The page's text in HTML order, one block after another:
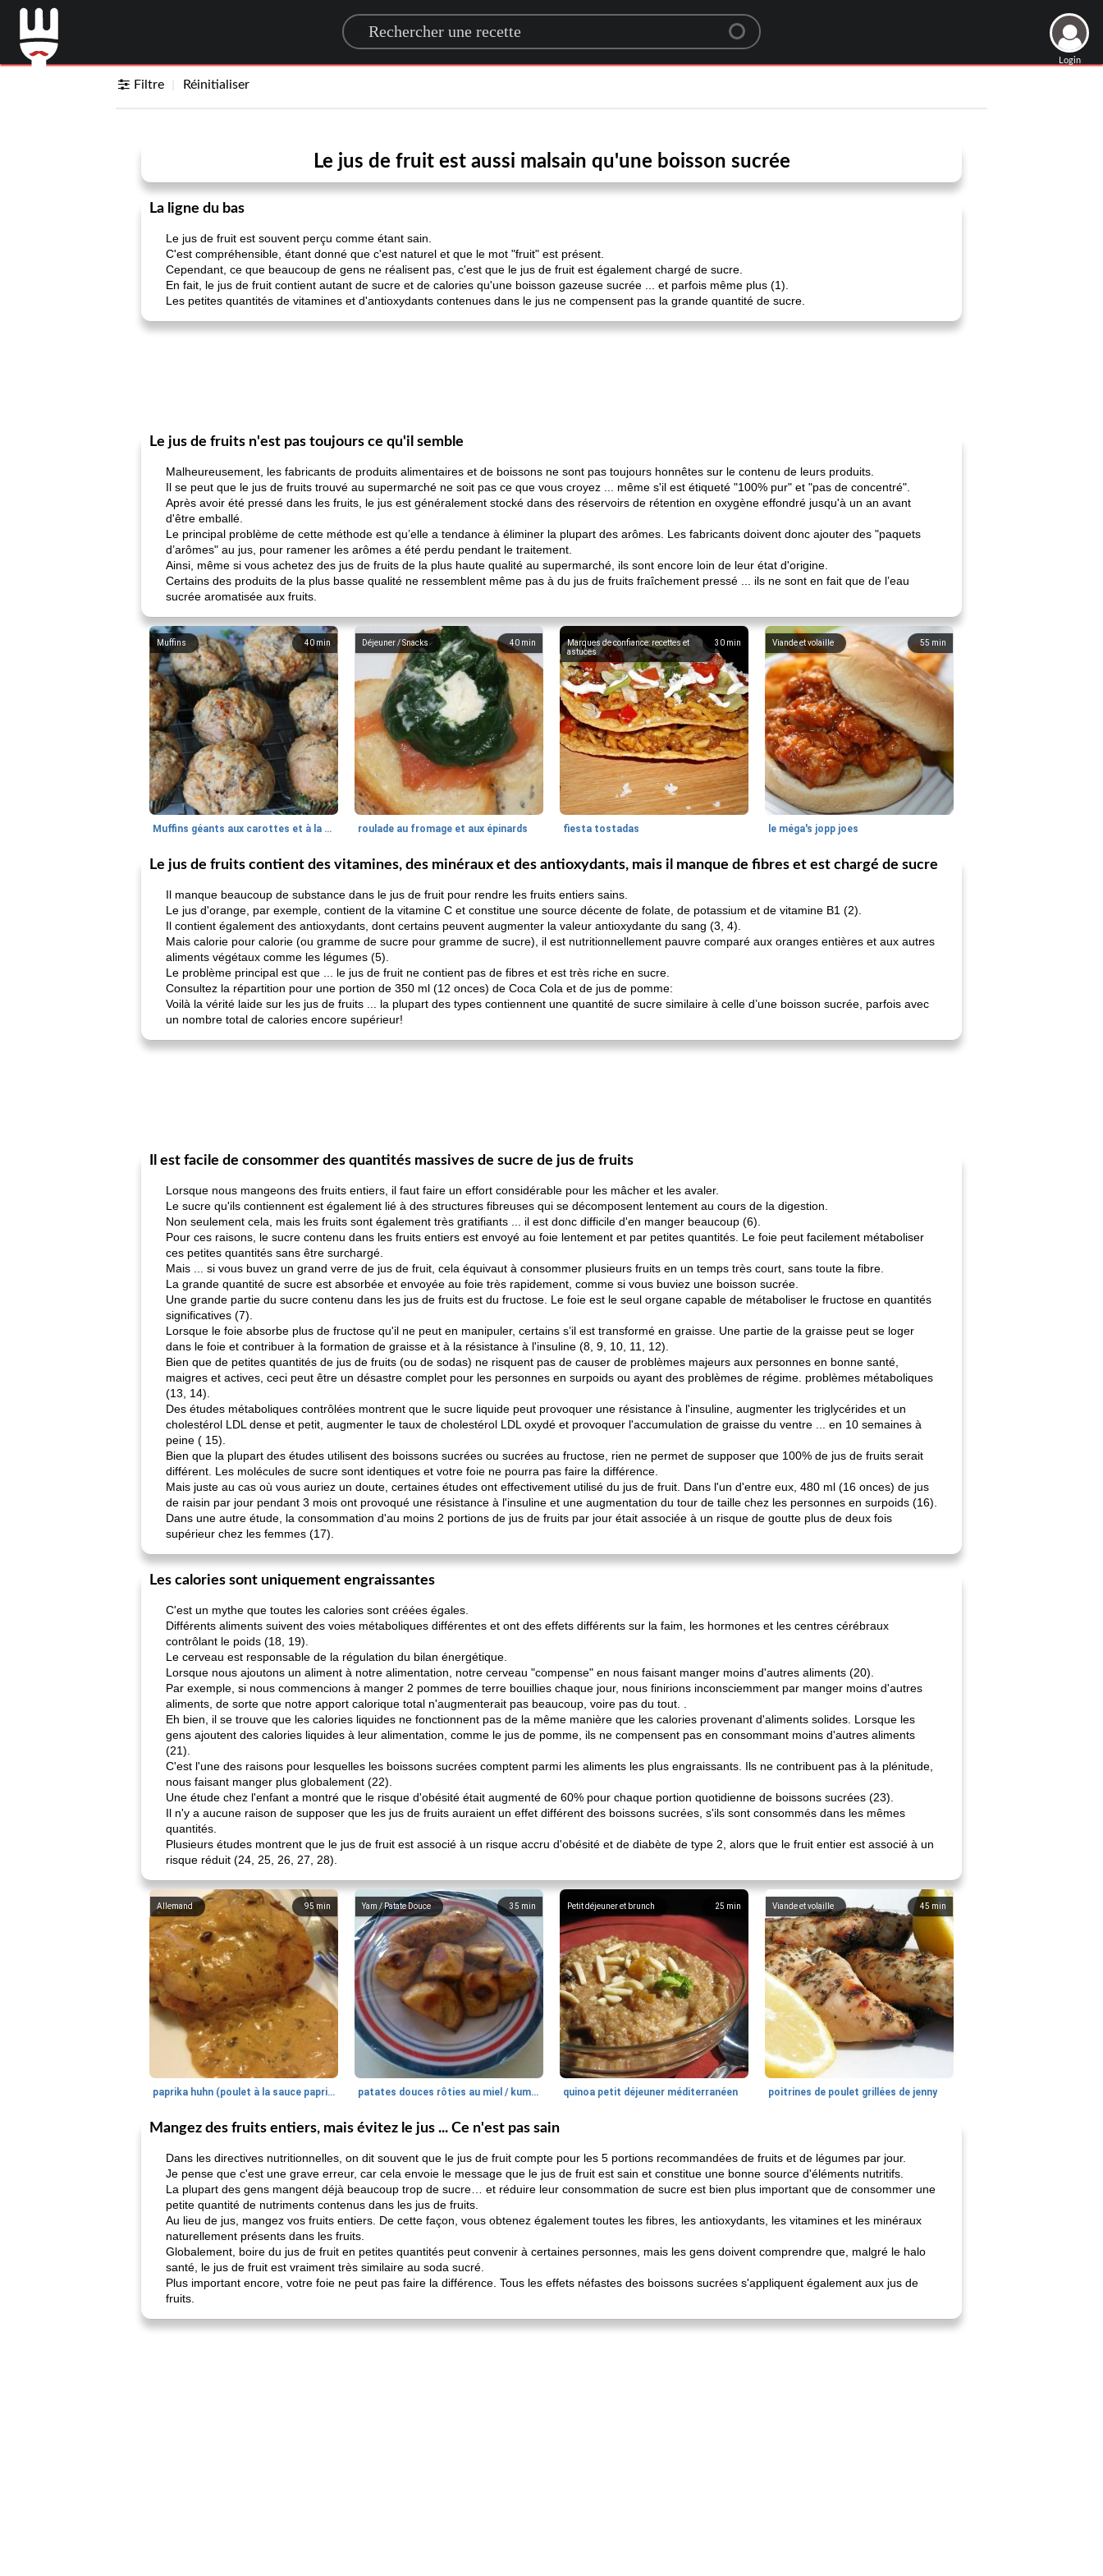
Search for a recipe
Login
Filtre Réinitialiser
Le jus de fruit est aussi malsain qu'une boisson sucrée
La ligne du bas
Le jus de fruit est souvent perçu comme étant sain.
C'est compréhensible, étant donné que c'est naturel et que le mot "fruit" est présent.
Cependant, ce que beaucoup de gens ne réalisent pas, c'est que le jus de fruit est également chargé de sucre.
En fait, le jus de fruit contient autant de sucre et de calories qu'une boisson gazeuse sucrée ... et parfois même plus (1).
Les petites quantités de vitamines et d'antioxydants contenues dans le jus ne compensent pas la grande quantité de sucre.
Le jus de fruits n'est pas toujours ce qu'il semble
Malheureusement, les fabricants de produits alimentaires et de boissons ne sont pas toujours honnêtes sur le contenu de leurs produits.
Il se peut que le jus de fruits trouvé au supermarché ne soit pas ce que vous croyez ... même s'il est étiqueté "100% pur" et "pas de concentré".
Après avoir été pressé dans les fruits, le jus est généralement stocké dans des réservoirs de rétention en oxygène effondré jusqu'à un an avant
d'être emballé.
Le principal problème de cette méthode est qu’elle a tendance à éliminer la plupart des arômes. Les fabricants doivent donc ajouter des "paquets
d’arômes" au jus, pour ramener les arômes a été perdu pendant le traitement.
Ainsi, même si vous achetez des jus de fruits de la plus haute qualité au supermarché, ils sont encore loin de leur état d'origine.
Certains des produits de la plus basse qualité ne ressemblent même pas à du jus de fruits fraîchement pressé ... ils ne sont en fait que de l’eau
sucrée aromatisée aux fruits.
40 min
Muffins
Muffins géants aux carottes et à la banane de Nif
40 min
Déjeuner / Snacks
roulade au fromage et aux épinards
30 min
Marques de confiance: recettes et
astuces
fiesta tostadas
55 min
Viande et volaille
le méga's jopp joes
Le jus de fruits contient des vitamines, des minéraux et des antioxydants, mais il manque de fibres et est chargé de sucre
Il manque beaucoup de substance dans le jus de fruit pour rendre les fruits entiers sains.
Le jus d'orange, par exemple, contient de la vitamine C et constitue une source décente de folate, de potassium et de vitamine B1 (2).
Il contient également des antioxydants, dont certains peuvent augmenter la valeur antioxydante du sang (3, 4).
Mais calorie pour calorie (ou gramme de sucre pour gramme de sucre), il est nutritionnellement pauvre comparé aux oranges entières et aux autres
aliments végétaux comme les légumes (5).
Le problème principal est que ... le jus de fruit ne contient pas de fibres et est très riche en sucre.
Consultez la répartition pour une portion de 350 ml (12 onces) de Coca Cola et de jus de pomme:
Voilà la vérité laide sur les jus de fruits ... la plupart des types contiennent une quantité de sucre similaire à celle d’une boisson sucrée, parfois avec
un nombre total de calories encore supérieur!
Il est facile de consommer des quantités massives de sucre de jus de fruits
Lorsque nous mangeons des fruits entiers, il faut faire un effort considérable pour les mâcher et les avaler.
Le sucre qu'ils contiennent est également lié à des structures fibreuses qui se décomposent lentement au cours de la digestion.
Non seulement cela, mais les fruits sont également très gratifiants ... il est donc difficile d'en manger beaucoup (6).
Pour ces raisons, le sucre contenu dans les fruits entiers est envoyé au foie lentement et par petites quantités. Le foie peut facilement métaboliser
ces petites quantités sans être surchargé.
Mais ... si vous buvez un grand verre de jus de fruit, cela équivaut à consommer plusieurs fruits en un temps très court, sans toute la fibre.
La grande quantité de sucre est absorbée et envoyée au foie très rapidement, comme si vous buviez une boisson sucrée.
Une grande partie du sucre contenu dans les jus de fruits est du fructose. Le foie est le seul organe capable de métaboliser le fructose en quantités
significatives (7).
Lorsque le foie absorbe plus de fructose qu'il ne peut en manipuler, certains s’il est transformé en graisse. Une partie de la graisse peut se loger
dans le foie et contribuer à la formation de graisse et à la résistance à l'insuline (8, 9, 10, 11, 12).
Bien que de petites quantités de jus de fruits (ou de sodas) ne risquent pas de causer de problèmes majeurs aux personnes en bonne santé,
maigres et actives, ceci peut être un désastre complet pour les personnes en surpoids ou ayant des problèmes de régime. problèmes métaboliques
(13, 14).
Des études métaboliques contrôlées montrent que le sucre liquide peut provoquer une résistance à l'insuline, augmenter les triglycérides et un
cholestérol LDL dense et petit, augmenter le taux de cholestérol LDL oxydé et provoquer l'accumulation de graisse du ventre ... en 10 semaines à
peine ( 15).
Bien que la plupart des études utilisent des boissons sucrées ou sucrées au fructose, rien ne permet de supposer que 100% de jus de fruits serait
différent. Les molécules de sucre sont identiques et votre foie ne pourra pas faire la différence.
Mais juste au cas où vous auriez un doute, certaines études ont effectivement utilisé du jus de fruit. Dans l'un d'entre eux, 480 ml (16 onces) de jus
de raisin par jour pendant 3 mois ont provoqué une résistance à l'insuline et une augmentation du tour de taille chez les personnes en surpoids (16).
Dans une autre étude, la consommation d'au moins 2 portions de jus de fruits par jour était associée à un risque de goutte plus de deux fois
supérieur chez les femmes (17).
Les calories sont uniquement engraissantes
C'est un mythe que toutes les calories sont créées égales.
Différents aliments suivent des voies métaboliques différentes et ont des effets différents sur la faim, les hormones et les centres cérébraux
contrôlant le poids (18, 19).
Le cerveau est responsable de la régulation du bilan énergétique.
Lorsque nous ajoutons un aliment à notre alimentation, notre cerveau "compense" en nous faisant manger moins d'autres aliments (20).
Par exemple, si nous commencions à manger 2 pommes de terre bouillies chaque jour, nous finirions inconsciemment par manger moins d'autres
aliments, de sorte que notre apport calorique total n'augmenterait pas beaucoup, voire pas du tout. .
Eh bien, il se trouve que les calories liquides ne fonctionnent pas de la même manière que les calories provenant d'aliments solides. Lorsque les
gens ajoutent des calories liquides à leur alimentation, comme le jus de pomme, ils ne compensent pas en consommant moins d'autres aliments
(21).
C'est l'une des raisons pour lesquelles les boissons sucrées comptent parmi les aliments les plus engraissants. Ils ne contribuent pas à la plénitude,
nous faisant manger plus globalement (22).
Une étude chez l'enfant a montré que le risque d'obésité était augmenté de 60% pour chaque portion quotidienne de boissons sucrées (23).
Il n'y a aucune raison de supposer que les jus de fruits auraient un effet différent des boissons sucrées, s'ils sont consommés dans les mêmes
quantités.
Plusieurs études montrent que le jus de fruit est associé à un risque accru d'obésité et de diabète de type 2, alors que le fruit entier est associé à un
risque réduit (24, 25, 26, 27, 28).
95min
Allemand
paprika huhn (poulet à la sauce paprika).
35 min
Yam / Patate Douce
patates douces rôties au miel / kumara
25 min
Petit déjeuner et brunch
quinoa petit déjeuner méditerranéen
45 min
Viande et volaille
poitrines de poulet grillées de jenny
Mangez des fruits entiers, mais évitez le jus ... Ce n'est pas sain
Dans les directives nutritionnelles, on dit souvent que le jus de fruit compte pour les 5 portions recommandées de fruits et de légumes par jour.
Je pense que c'est une grave erreur, car cela envoie le message que le jus de fruit est sain et constitue une bonne source d'éléments nutritifs.
La plupart des gens mangent déjà beaucoup trop de sucre… et réduire leur consommation de sucre est bien plus important que de consommer une
petite quantité de nutriments contenus dans les jus de fruits.
Au lieu de jus, mangez vos fruits entiers. De cette façon, vous obtenez également toutes les fibres, les antioxydants, les vitamines et les minéraux
naturellement présents dans les fruits.
Globalement, boire du jus de fruit en petites quantités peut convenir à certaines personnes, mais les gens doivent comprendre que, malgré le halo
santé, le jus de fruit est vraiment très similaire au soda sucré.
Plus important encore, votre foie ne peut pas faire la différence. Tous les effets néfastes des boissons sucrées s'appliquent également aux jus de
fruits.